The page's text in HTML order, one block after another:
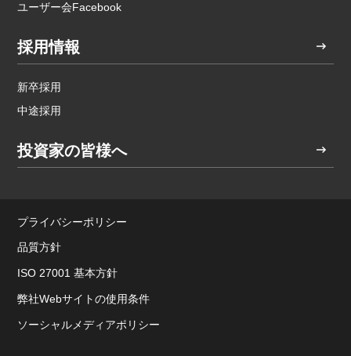
ユーザー会Facebook
採用情報
新卒採用
中途採用
投資家の皆様へ
プライバシーポリシー
品質方針
ISO 27001 基本方針
弊社Webサイトの使用条件
ソーシャルメディアポリシー